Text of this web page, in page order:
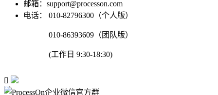
邮箱：support@processon.com
电话：
010-82796300（个人版）
010-86393609（团队版）
(工作日 9:30-18:30)
